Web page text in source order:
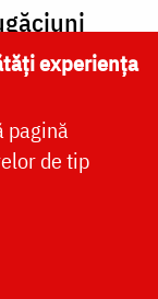
Unule
Doamne,
Cel
experiența
pagină
de tip